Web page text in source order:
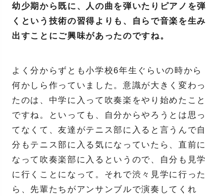
幼少期から既に、人の曲を弾いたりピアノを弾
くという技術の習得よりも、自らで音楽を生み
出すことにご興味があったのですね。
よく分からずとも小学校6年生ぐらいの時から
何かしら作っていました。意識が大きく変わっ
たのは、中学に入って吹奏楽をやり始めたこと
ですね。といっても、自分からやろうとは思っ
てなくて、友達がテニス部に入ると言うんで自
分もテニス部に入る気になっていたら、直前に
なって吹奏楽部に入るというので、自分も見学
に行くことになって。それで渋々見学に行った
ら、先輩たちがアンサンブルで演奏してくれ